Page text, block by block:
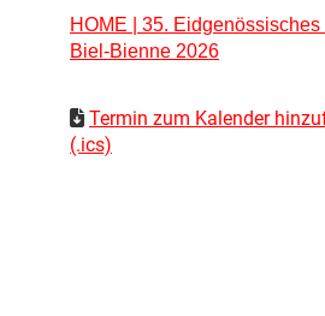
HOME | 35. Eidgenössisches
Biel-Bienne 2026
Termin zum Kalender
(.ics)